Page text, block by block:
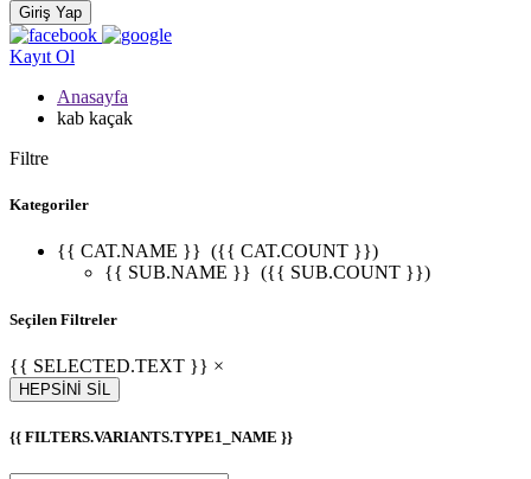
Giriş Yap
Kayıt Ol
Anasayfa
kab kaçak
Filtre
Kategoriler
{{ CAT.NAME }} ({{ CAT.COUNT }})
{{ SUB.NAME }} ({{ SUB.COUNT }})
Seçilen Filtreler
{{ SELECTED.TEXT }} ×
HEPSİNİ SİL
{{ FILTERS.VARIANTS.TYPE1_NAME }}